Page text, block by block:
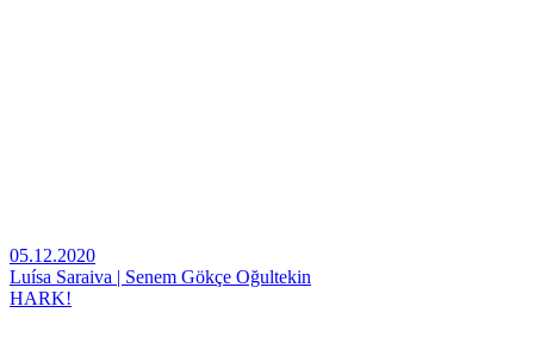
05.12.2020
Luísa Saraiva | Senem Gökçe Oğultekin
HARK!